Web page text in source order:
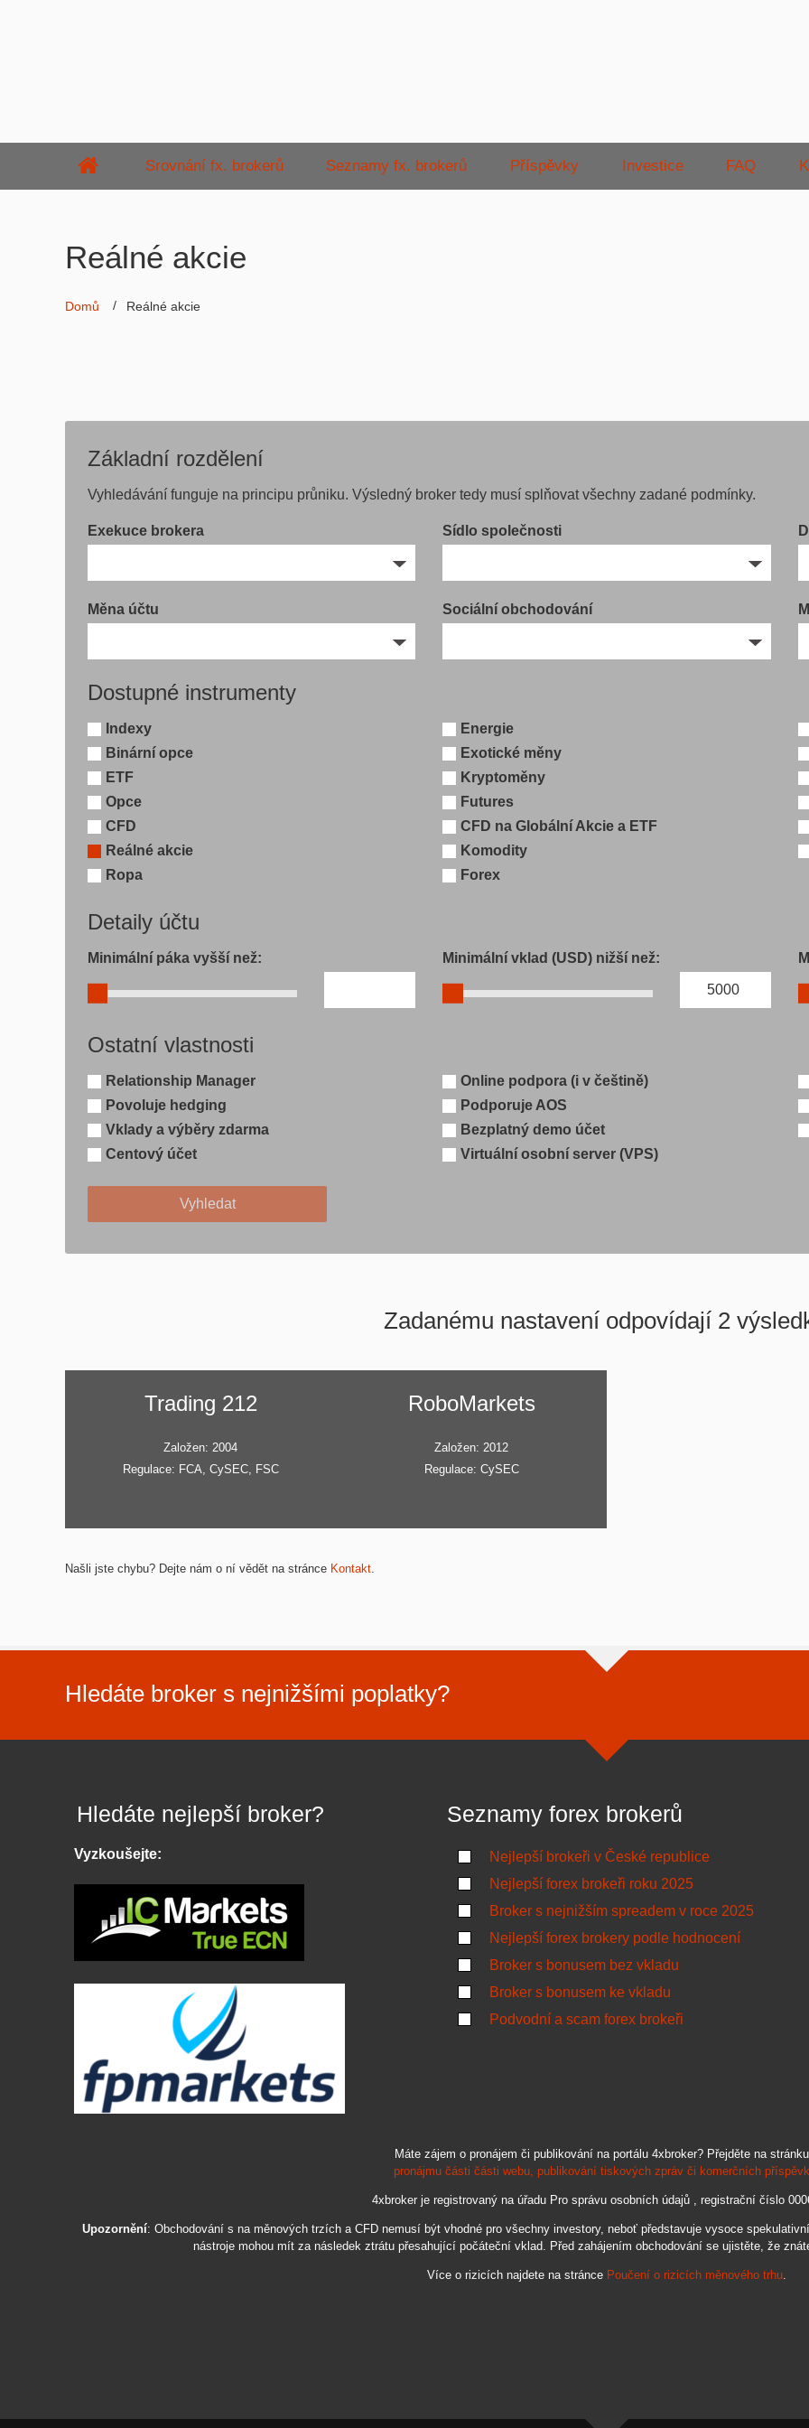
Srovnání fx. brokerů Seznamy fx. brokerů Příspěvky Investice FAQ
Reálné akcie
Domů Reálné akcie
Základní rozdělení
Vyhledávání funguje na principu průniku. Výsledný broker tedy musí splňovat všechny zadané podmínky.
Exekuce brokera Sídlo společnosti
Měna účtu Sociální obchodování
Dostupné instrumenty
Indexy
Energie
Binární opce
Exotické měny
ETF
Kryptoměny
Opce
Futures
CFD
CFD na Globální Akcie a ETF
Reálné akcie
Komodity
Ropa
Forex
Detaily účtu
Minimální páka vyšší než: Minimální vklad (USD) nižší než:
Ostatní vlastnosti
Relationship Manager
Online podpora (i v češtině)
Povoluje hedging
Podporuje AOS
Vklady a výběry zdarma
Bezplatný demo účet
Centový účet
Virtuální osobní server (VPS)
Zadanému nastavení odpovídají 2
Trading 212
Založen: 2004
Regulace: FCA, CySEC, FSC
RoboMarkets
Založen: 2012
Regulace: CySEC
Našli jste chybu? Dejte nám o ní vědět na stránce Kontakt
Hledáte broker s nejnižšími poplatky?
Hledáte nejlepší broker?
Vyzkoušejte:
Seznamy forex brokerů
Nejlepší brokeři v České republice
Nejlepší forex brokeři roku 2025
Broker s nejnižším spreadem v roce 2025
Nejlepší forex brokery podle hodnocení
Broker s bonusem bez vkladu
Broker s bonusem ke vkladu
Podvodní a scam forex brokeři
Máte zájem o pronájem či publikování na portálu 4xbroker? Přejděte na
pronájmu části části webu, publikování tiskových zpráv či komerčních
4xbroker je registrovaný na úřadu Pro správu osobních údajů , registrační číslo
Upozornění: Obchodování s na měnových trzích a CFD nemusí být vhodné pro všechny investory, neboť představuje vysoce
nástroje mohou mít za následek ztrátu přesahující počáteční vklad. Před zahájením obchodování se ujistěte, že
Více o rizicích najdete na stránce Poučení o rizicích měnového trhu